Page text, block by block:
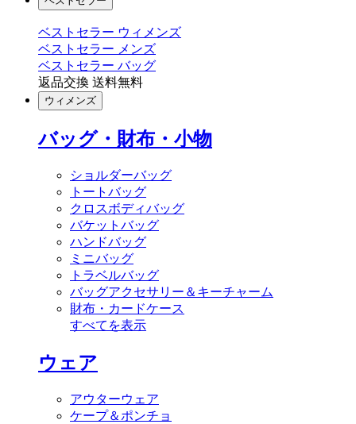
ベストセラー ウィメンズ
ベストセラー メンズ
ベストセラー バッグ
返品交換 送料無料
ウィメンズ
バッグ・財布・小物
ショルダーバッグ
トートバッグ
クロスボディバッグ
バケットバッグ
ハンドバッグ
ミニバッグ
トラベルバッグ
バッグアクセサリー＆キーチャーム
財布・カードケース
すべてを表示
ウェア
アウターウェア
ケープ＆ポンチョ